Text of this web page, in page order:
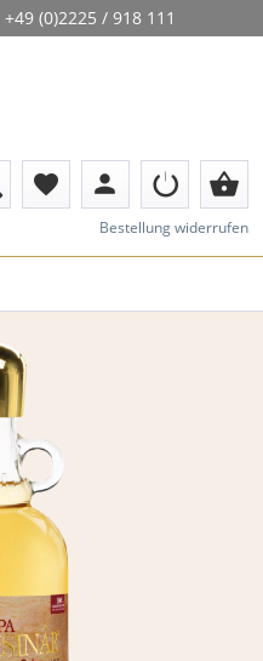
+49 (0)2225 / 918 111
favorite person shopping_basket
Bestellung widerrufen